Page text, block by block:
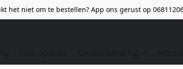
het niet om te bestellen? App ons gerust op